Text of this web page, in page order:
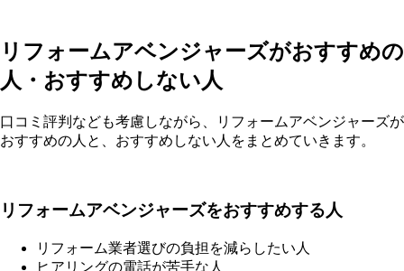
リフォームアベンジャーズがおすすめの
人・おすすめしない人
口コミ評判なども考慮しながら、リフォームアベンジャーズが
おすすめの人と、おすすめしない人をまとめていきます。
リフォームアベンジャーズをおすすめする人
リフォーム業者選びの負担を減らしたい人
ヒアリングの電話が苦手な人